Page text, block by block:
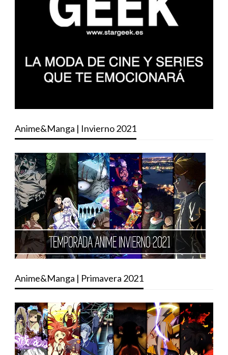
Anime&Manga | Invierno 2021
Anime&Manga | Primavera 2021